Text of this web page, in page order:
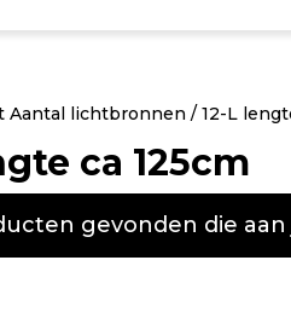
Aantal lichtbronnen / 12-L
ca 125cm
gevonden die